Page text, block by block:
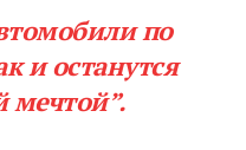
по
и останутся
мечтой”.